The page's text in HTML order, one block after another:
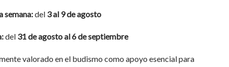
semana:del 3 al 9 de agosto
del 31 de agosto al 6 de septiembre
valorado en el budismo como apoyo esencial para